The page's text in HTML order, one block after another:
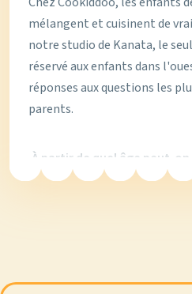
mélangent et cuisinent de
notre studio de Kanata, le
réservé aux enfants dans
réponses aux questions les
parents.
À partir de quel âge peut-
ateliers de pâtisserie ?